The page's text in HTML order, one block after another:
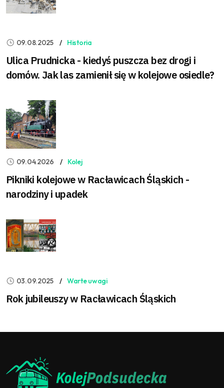
09.08.2025 Historia
Ulica Prudnicka - kiedyś puszcza bez drogi i
domów. Jak las zamienił się w kolejowe osiedle?
09.04.2026 Kolej
Pikniki kolejowe w Racławicach Śląskich -
narodziny i upadek
03.09.2025 Warte uwagi
Rok jubileuszy w Racławicach Śląskich